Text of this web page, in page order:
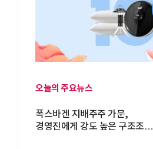
오늘의 주요뉴스
폭스바겐 지배주주 가문,
경영진에게 강도 높은 구조조정